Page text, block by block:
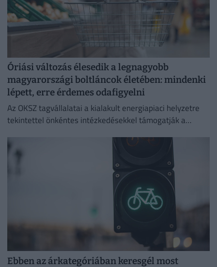
Óriási változás élesedik a legnagyobb
magyarországi boltláncok életében: mindenki
lépett, erre érdemes odafigyelni
Az OKSZ tagvállalatai a kialakult energiapiaci helyzetre
tekintettel önkéntes intézkedésekkel támogatják a
működését.
Ebben az árkategóriában keresgél most